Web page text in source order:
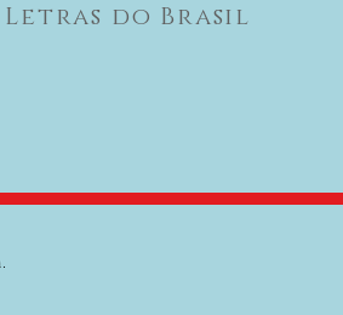
Letras do Brasil